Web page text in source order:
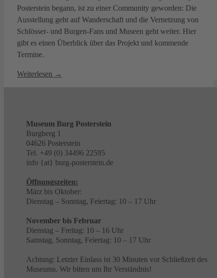
Posterstein begann, ist zu einer Community geworden: Die
Ausstellung geht auf Wanderschaft und die Vernetzung von
Schlösser- und Burgen-Fans und Museen geht weiter. Hier
gibt es einen Überblick über das Projekt und kommende
Termine.
Weiterlesen →
Museum Burg Posterstein
Burgberg 1
04626 Posterstein
Tel. +49 (0) 34496 22595
info {at} burg-posterstein.de
Öffnungszeiten:
März bis Oktober:
Dienstag – Sonntag, Feiertag: 10 – 17 Uhr
November bis Februar
Dienstag – Freitag: 10 – 16 Uhr
Samstag, Sonntag, Feiertag: 10 – 17 Uhr
Achtung: Letzter Einlass ist 30 Minuten vor Schließzeit des
Museums. Wir bitten um Ihr Verständnis!